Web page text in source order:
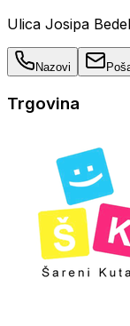
Ulica Josipa
Nazovi
Trgovina